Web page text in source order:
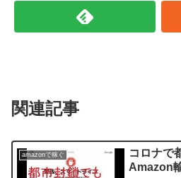
関連記事
amazonで稼ぐ
コロナで
Amazon